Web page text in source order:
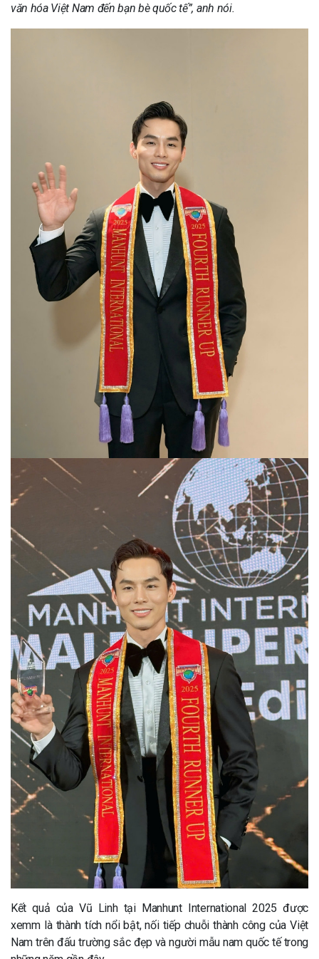
văn hóa Việt Nam đến bạn bè quốc tế”, anh nói.
Kết quả của Vũ Linh tại Manhunt International 2025 được
xemm là thành tích nổi bật, nối tiếp chuỗi thành công của Việt
Nam trên đấu trường sắc đẹp và người mẫu nam quốc tế trong